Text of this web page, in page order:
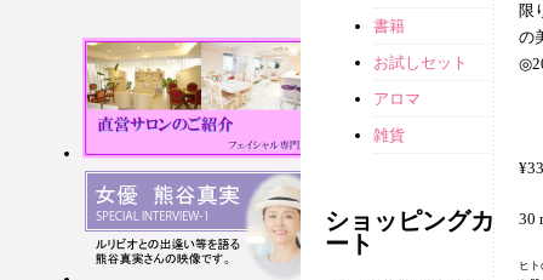
書籍
お試しセット
アロマ
雑貨
ショッピングカ
ート
限
の
30
ヒ